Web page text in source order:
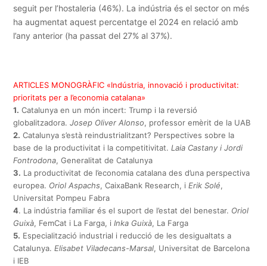
seguit per l’hostaleria (46%). La indústria és el sector on més
ha augmentat aquest percentatge el 2024 en relació amb
l’any anterior (ha passat del 27% al 37%).
ARTICLES MONOGRÀFIC «Indústria, innovació i productivitat:
prioritats per a l’economia catalana»
1. Catalunya en un món incert: Trump i la reversió
globalitzadora. Josep Oliver Alonso, professor emèrit de la UAB
2. Catalunya s’està reindustrialitzant? Perspectives sobre la
base de la productivitat i la competitivitat.Laia Castany i Jordi
Fontrodona, Generalitat de Catalunya
3. La productivitat de l’economia catalana des d’una perspectiva
europea. Oriol Aspachs, CaixaBank Research, iErik Solé,
Universitat Pompeu Fabra
4. La indústria familiar és el suport de l’estat del benestar. Oriol
Guixà, FemCat i La Farga, iInka Guixà, La Farga
5. Especialització industrial i reducció de les desigualtats a
Catalunya.Elisabet Viladecans-Marsal, Universitat de Barcelona
i IEB